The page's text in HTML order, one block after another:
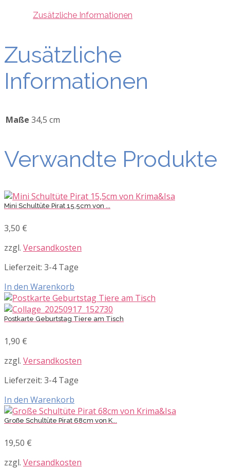
Zusätzliche Informationen
Zusätzliche
Informationen
Maße 34,5 cm
Verwandte Produkte
Mini Schultüte Pirat 15,5cm von ...
3,50 €
zzgl. Versandkosten
Lieferzeit: 3-4 Tage
In den Warenkorb
Postkarte Geburtstag Tiere am Tisch
1,90 €
zzgl. Versandkosten
Lieferzeit: 3-4 Tage
In den Warenkorb
Große Schultüte Pirat 68cm von K...
19,50 €
zzgl. Versandkosten